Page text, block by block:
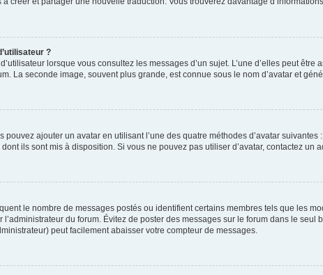
?
lorsque vous consultez les messages d’un sujet. L’une d’elles peut
La seconde image, souvent plus grande, est connue sous le nom d’avatar et
ajouter un avatar en utilisant l’une des quatre méthodes d’avatar
ils sont mis à disposition. Si vous ne pouvez pas utiliser d’avatar, contactez un
le nombre de messages postés ou identifient certains membres tels que les
du forum. Évitez de poster des messages sur le forum dans le
peut facilement abaisser votre compteur de messages.